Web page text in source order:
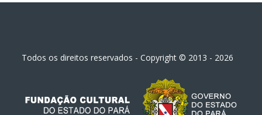
Todos os direitos reservados - Copyright © 2013 - 2026